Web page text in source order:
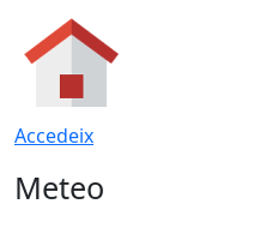
Accedeix
Meteo